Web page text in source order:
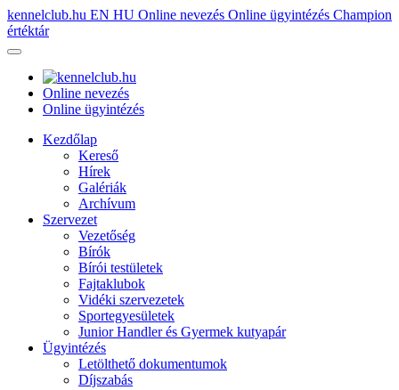
kennelclub.hu EN HU Online nevezés Online ügyintézés Champion
értéktár
Online nevezés
Online ügyintézés
Kezdőlap
Kereső
Hírek
Galériák
Archívum
Szervezet
Vezetőség
Bírók
Bírói testületek
Fajtaklubok
Vidéki szervezetek
Sportegyesületek
Junior Handler és Gyermek kutyapár
Ügyintézés
Letölthető dokumentumok
Díjszabás